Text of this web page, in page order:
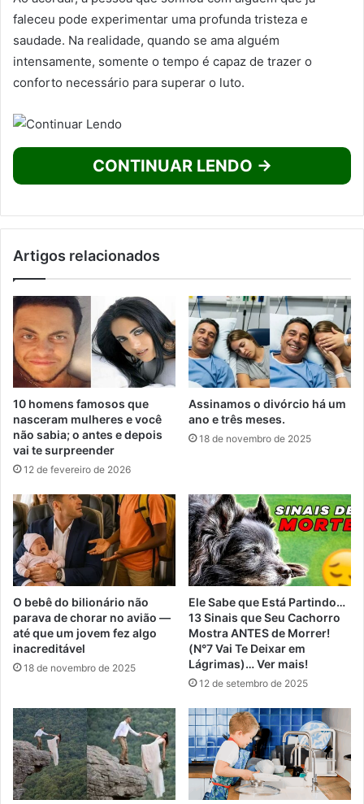
faleceu pode experimentar uma profunda tristeza e
saudade. Na realidade, quando se ama alguém
intensamente, somente o tempo é capaz de trazer o
conforto necessário para superar o luto.
CONTINUAR LENDO →
Artigos relacionados
10 homens famosos que
nasceram mulheres e você
não sabia; o antes e depois
vai te surpreender
12 de fevereiro de 2026
Assinamos o divórcio há um
ano e três meses.
18 de novembro de 2025
O bebê do bilionário não
parava de chorar no avião —
até que um jovem fez algo
inacreditável
18 de novembro de 2025
Ele Sabe que Está Partindo…
13 Sinais que Seu Cachorro
Mostra ANTES de Morrer!
(N°7 Vai Te Deixar em
Lágrimas)… Ver mais!
12 de setembro de 2025